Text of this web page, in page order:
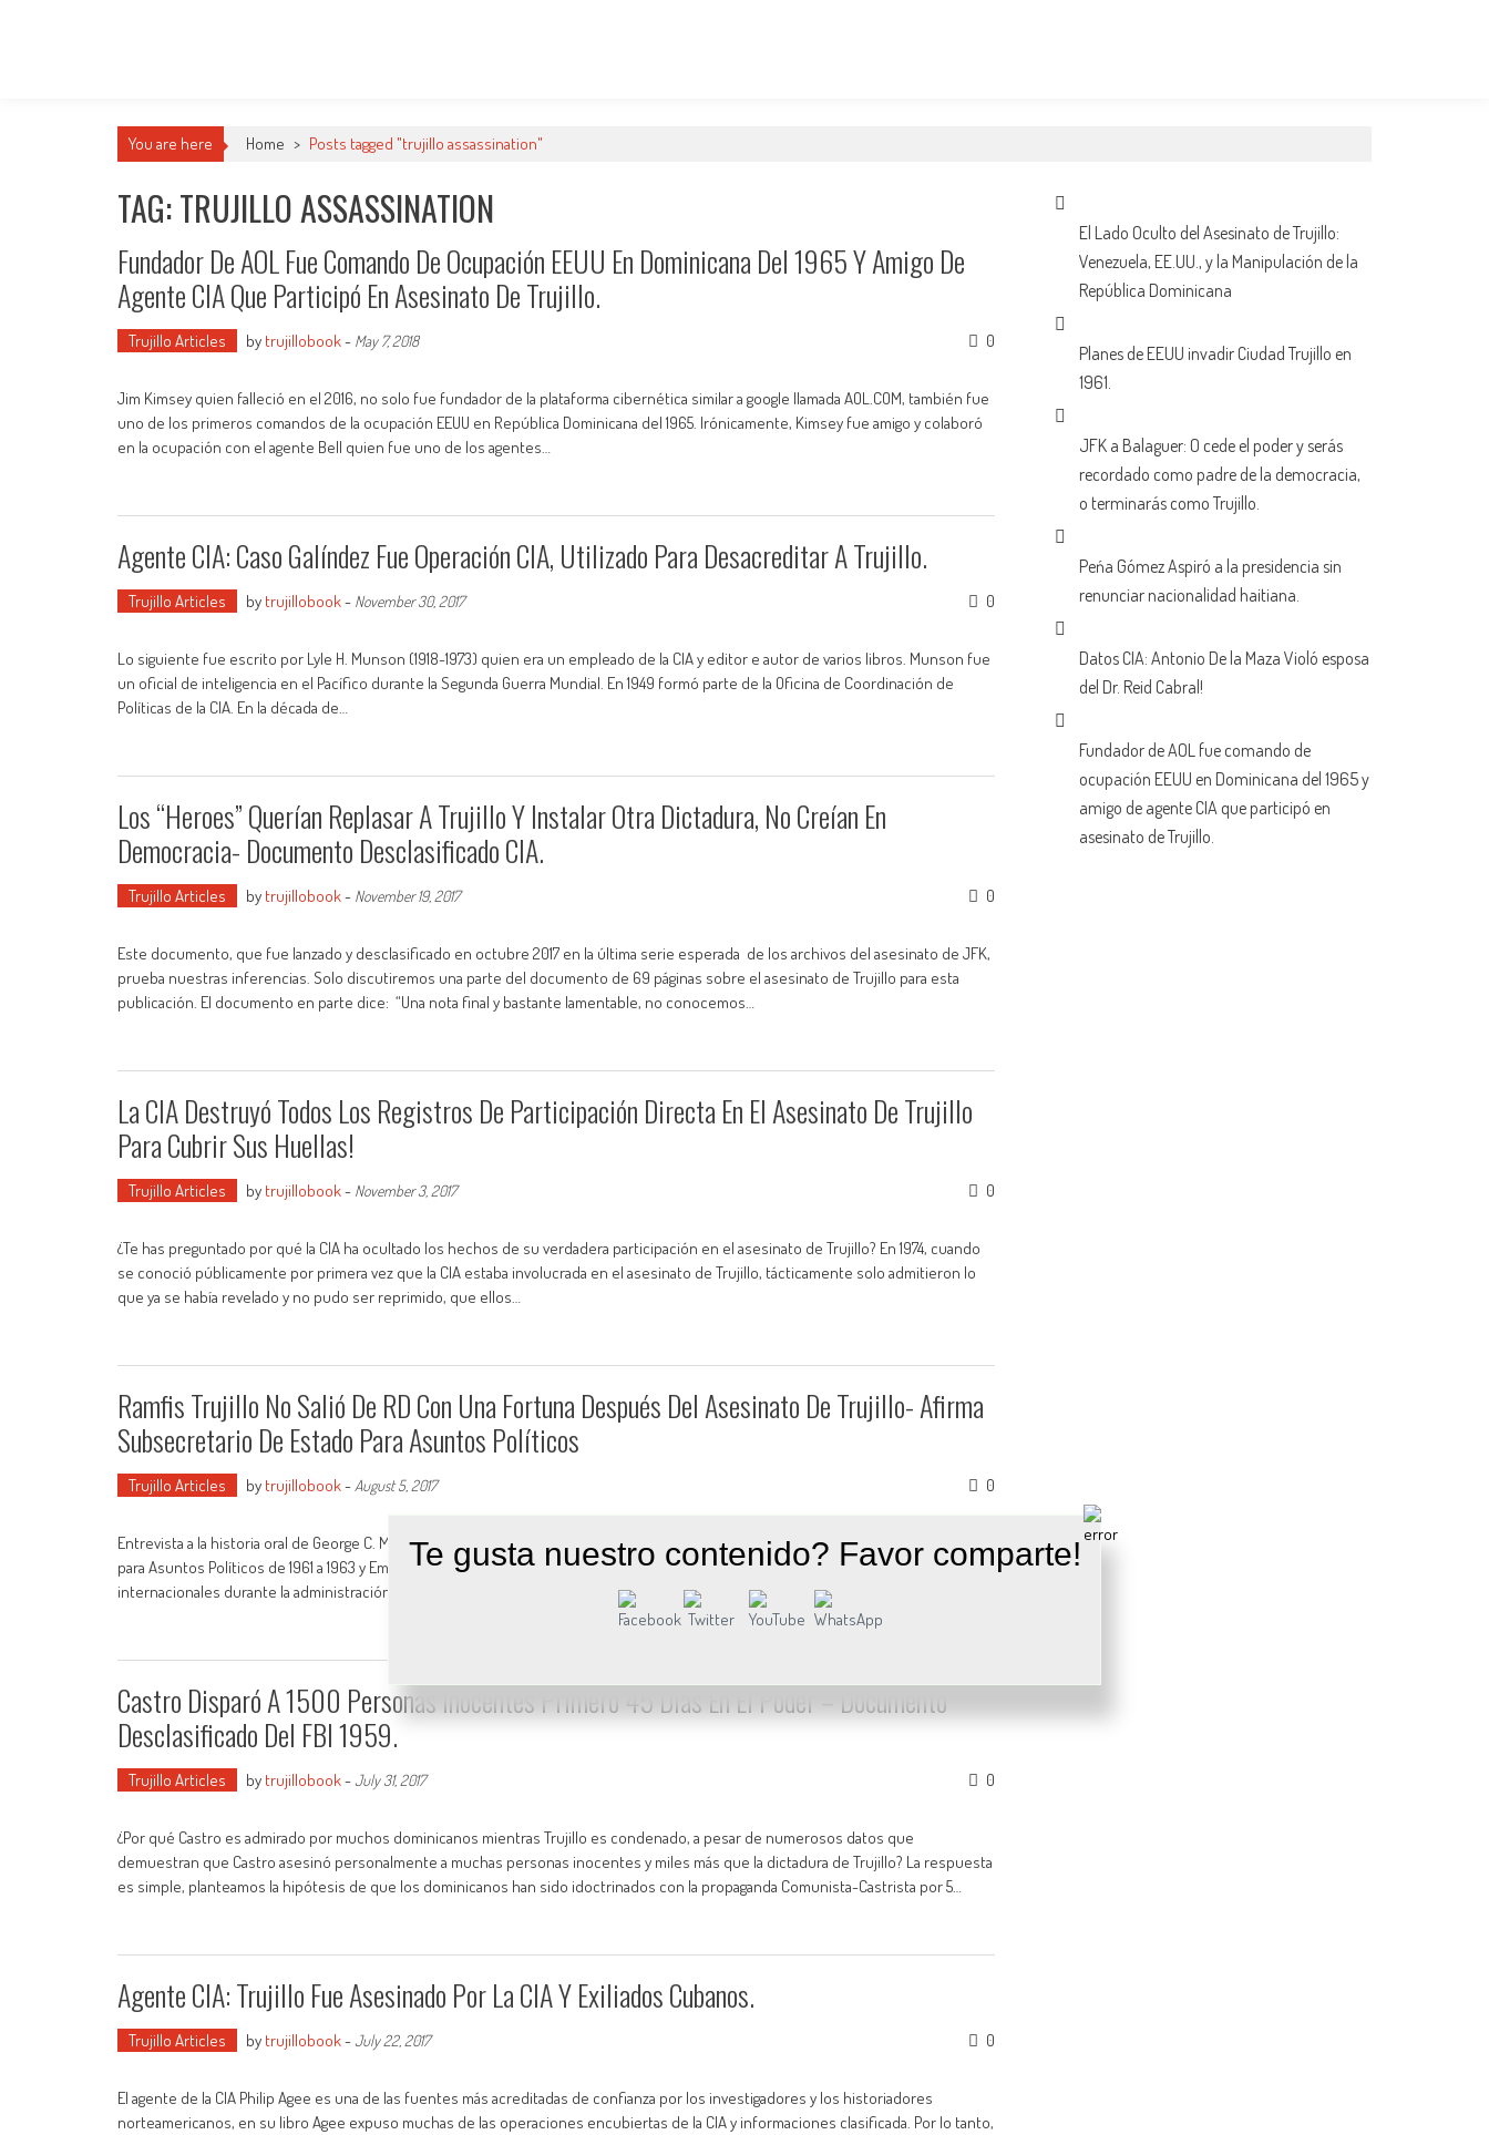
You are here Home > Posts tagged "trujillo assassination"
TAG: TRUJILLO ASSASSINATION
Fundador De AOL Fue Comando De Ocupación EEUU En Dominicana Del 1965 Y Amigo De
Agente CIA Que Participó En Asesinato De Trujillo.
Trujillo Articles by trujillobook- May 7, 2018 0
Jim Kimsey quien falleció en el 2016, no solo fue fundador de la plataforma cibernética similar a google llamada AOL.COM, también fue
uno de los primeros comandos de la ocupación EEUU en República Dominicana del 1965. Irónicamente, Kimsey fue amigo y colaboró
en la ocupación con el agente Bell quien fue uno de los agentes…
Agente CIA: Caso Galíndez Fue Operación CIA, Utilizado Para Desacreditar A Trujillo.
Trujillo Articles by trujillobook- November 30, 2017 0
Lo siguiente fue escrito por Lyle H. Munson (1918-1973) quien era un empleado de la CIA y editor e autor de varios libros. Munson fue
un oficial de inteligencia en el Pacífico durante la Segunda Guerra Mundial. En 1949 formó parte de la Oficina de Coordinación de
Políticas de la CIA. En la década de…
Los “Heroes” Querían Replasar A Trujillo Y Instalar Otra Dictadura, No Creían En
Democracia- Documento Desclasificado CIA.
Trujillo Articles by trujillobook- November 19, 2017 0
Este documento, que fue lanzado y desclasificado en octubre 2017 en la última serie esperada de los archivos del asesinato de JFK,
prueba nuestras inferencias. Solo discutiremos una parte del documento de 69 páginas sobre el asesinato de Trujillo para esta
publicación. El documento en parte dice: “Una nota final y bastante lamentable, no conocemos…
La CIA Destruyó Todos Los Registros De Participación Directa En El Asesinato De Trujillo
Para Cubrir Sus Huellas!
Trujillo Articles by trujillobook- November 3, 2017 0
¿Te has preguntado por qué la CIA ha ocultado los hechos de su verdadera participación en el asesinato de Trujillo? En 1974, cuando
se conoció públicamente por primera vez que la CIA estaba involucrada en el asesinato de Trujillo, tácticamente solo admitieron lo
que ya se había revelado y no pudo ser reprimido, que ellos…
Ramfis Trujillo No Salió De RD Con Una Fortuna Después Del Asesinato De Trujillo- Afirma
Subsecretario De Estado Para Asuntos Políticos
Trujillo Articles by trujillobook- August 5, 2017 0
Entrevista a la historia oral de George C. McGhee – 1964 Nota Biográfica George C. McGhee (1912-2005) fue Subsecretario de Estado
para Asuntos Políticos de 1961 a 1963 y Embajador en Alemania Occidental de 1963 a 1968. Esta entrevista Se centra en las relaciones
internacionales durante la administración Kennedy y la Administración de las crisis,…
Castro Disparó A 1500 Personas Inocentes Primero 45 Días En El Poder – Documento
Desclasificado Del FBI 1959.
Trujillo Articles by trujillobook-July 31, 2017 0
¿Por qué Castro es admirado por muchos dominicanos mientras Trujillo es condenado, a pesar de numerosos datos que
demuestran que Castro asesinó personalmente a muchas personas inocentes y miles más que la dictadura de Trujillo? La respuesta
es simple, planteamos la hipótesis de que los dominicanos han sido idoctrinados con la propaganda Comunista-Castrista por 5…
Agente CIA: Trujillo Fue Asesinado Por La CIA Y Exiliados Cubanos.
Trujillo Articles by trujillobook-July 22, 2017 0
El agente de la CIA Philip Agee es una de las fuentes más acreditadas de confianza por los investigadores y los historiadores
norteamericanos, en su libro Agee expuso muchas de las operaciones encubiertas de la CIA y informaciones clasificada. Por lo tanto,
El Lado Oculto del Asesinato de Trujillo:
Venezuela, EE.UU., y la Manipulación de la
República Dominicana
Planes de EEUU invadir Ciudad Trujillo en
1961.
JFK a Balaguer: O cede el poder y serás
recordado como padre de la democracia,
o terminarás como Trujillo.
Peńa Gómez Aspiró a la presidencia sin
renunciar nacionalidad haitiana.
Datos CIA: Antonio De la Maza Violó esposa
del Dr. Reid Cabral!
Fundador de AOL fue comando de
ocupación EEUU en Dominicana del 1965 y
amigo de agente CIA que participó en
asesinato de Trujillo.
Te gusta nuestro contenido? Favor comparte!